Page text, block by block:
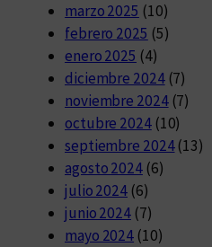
marzo 2025 (10)
febrero 2025 (5)
enero 2025 (4)
diciembre 2024(7)
noviembre 2024(7)
octubre 2024(10)
septiembre 2024(13)
agosto 2024(6)
julio 2024 (6)
junio 2024 (7)
mayo 2024 (10)